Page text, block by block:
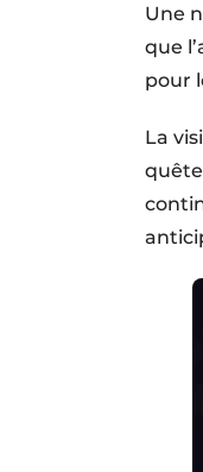
Une
que
pour
La